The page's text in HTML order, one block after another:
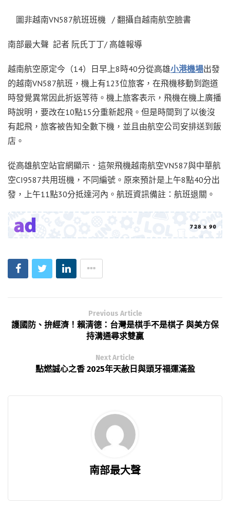
圖非越南VN587航班班機 / 翻攝自越南航空臉書
南部最大聲 記者 阮氏丁丁/ 高雄報導
越南航空原定今（14）日早上8時40分從高雄小港機場出發
的越南VN587航班，機上有123位旅客，在飛機移動到跑道
時發覺異常因此折返等待。機上旅客表示，飛機在機上廣播
時說明，要改在10點15分重新起飛。但是時間到了以後沒
有起飛，旅客被告知全數下機，並且由航空公司安排送到飯
店。
從高雄航空站官網顯示．這架飛機越南航空VN587與中華航
空CI9587共用班機，不同編號。原來預計是上午8點40分出
發，上午11點30分抵達河內。航班資訊備註：航班退關。
Previous Article
護國防、拚經濟！賴清德：台灣是棋手不是棋子 與美方保
持溝通尋求雙贏
Next Article
點燃誠心之香 2025年天赦日與頭牙福運滿盈
南部最大聲